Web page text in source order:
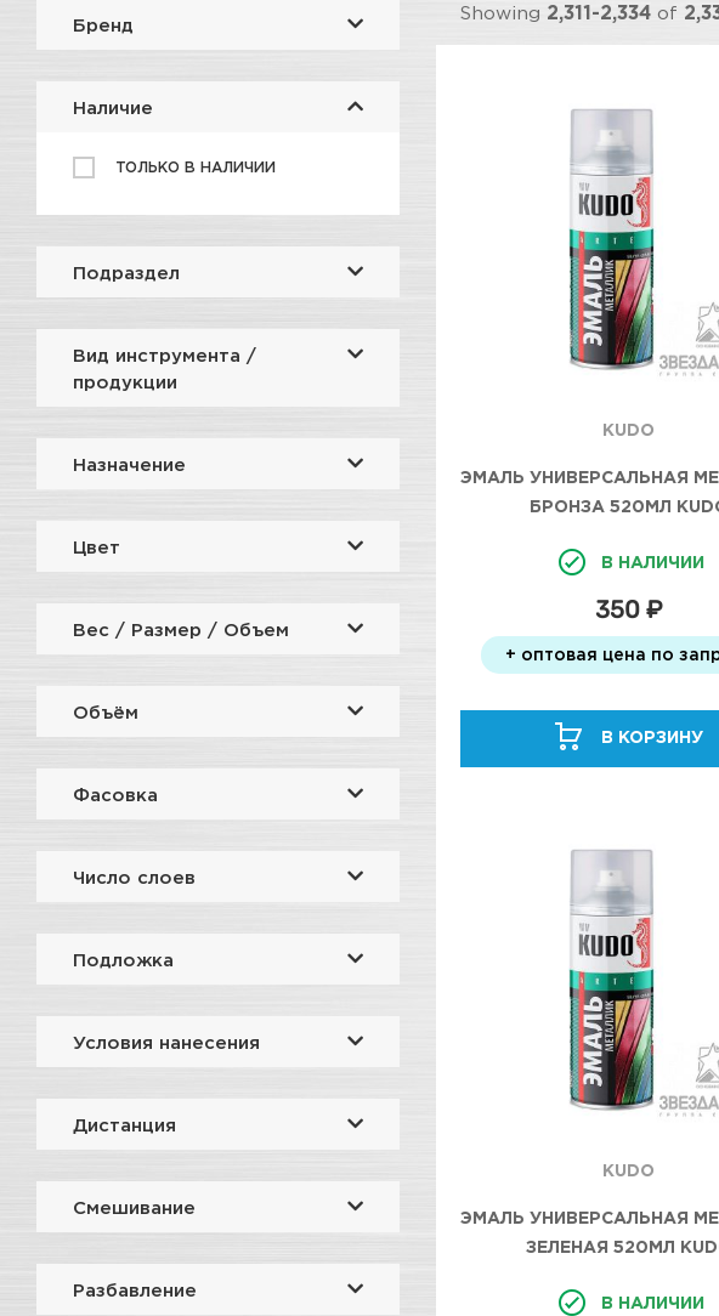
Бренд
Наличие
ТОЛЬКО В НАЛИЧИИ
Подраздел
Вид инструмента /
продукции
Назначение
Цвет
Вес / Размер / Объем
Объём
Фасовка
Число слоев
Подложка
Условия нанесения
Дистанция
Смешивание
Разбавление
Showing 2,311-2,334of
KUDO
ЭМАЛЬ УНИВЕРСАЛЬНАЯ
БРОНЗА 520МЛ
В НАЛИЧИИ
350 ₽
+ оптовая цена по
В КОРЗИНУ
KUDO
ЭМАЛЬ УНИВЕРСАЛЬНАЯ
ЗЕЛЕНАЯ 520МЛ
В НАЛИЧИИ